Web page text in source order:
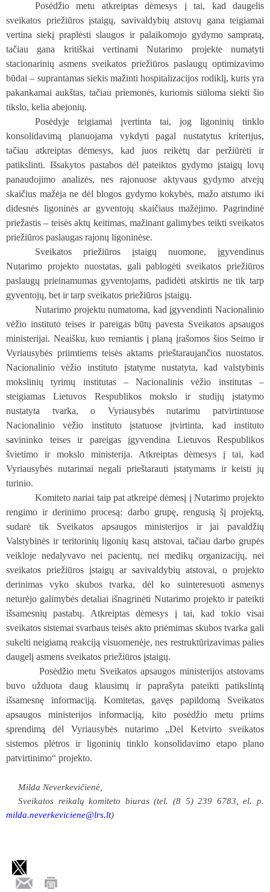
Posėdžio metu atkreiptas dėmesys į tai, kad daugelis
sveikatos priežiūros įstaigų, savivaldybių atstovų gana teigiamai
vertina siekį praplėsti slaugos ir palaikomojo gydymo sampratą,
tačiau gana kritiškai vertinami Nutarimo projekte numatyti
stacionarinių asmens sveikatos priežiūros paslaugų optimizavimo
būdai – suprantamas siekis mažinti hospitalizacijos rodiklį, kuris yra
pakankamai aukštas, tačiau priemonės, kuriomis siūloma siekti šio
tikslo, kelia abejonių.
Posėdyje teigiamai įvertinta tai, jog ligoninių tinklo
konsolidavimą planuojama vykdyti pagal nustatytus kriterijus,
tačiau atkreiptas dėmesys, kad juos reikėtų dar peržiūrėti ir
patikslinti. Išsakytos pastabos dėl pateiktos gydymo įstaigų lovų
panaudojimo analizės, nes rajonuose aktyvaus gydymo atvejų
skaičius mažėja ne dėl blogos gydymo kokybės, mažo atstumo iki
didesnės ligoninės ar gyventojų skaičiaus mažėjimo. Pagrindinė
priežastis – teisės aktų keitimas, mažinant galimybes teikti sveikatos
priežiūros paslaugas rajonų ligoninėse.
Sveikatos priežiūros įstaigų nuomone, įgyvendinus
Nutarimo projekto nuostatas, gali pablogėti sveikatos priežiūros
paslaugų prieinamumas gyventojams, padidėti atskirtis ne tik tarp
gyventojų, bet ir tarp sveikatos priežiūros įstaigų.
Nutarimo projektu numatoma, kad įgyvendinti Nacionalinio
vėžio instituto teises ir pareigas būtų pavesta Sveikatos apsaugos
ministerijai. Neaišku, kuo remiantis į planą įrašomos šios Seimo ir
Vyriausybės priimtiems teisės aktams prieštaraujančios nuostatos.
Nacionalinio vėžio instituto įstatyme nustatyta, kad valstybinis
mokslinių tyrimų institutas – Nacionalinis vėžio institutas –
steigiamas Lietuvos Respublikos mokslo ir studijų įstatymo
nustatyta tvarka, o Vyriausybės nutarimu patvirtintuose
Nacionalinio vėžio instituto įstatuose įtvirtinta, kad instituto
savininko teises ir pareigas įgyvendina Lietuvos Respublikos
švietimo ir mokslo ministerija. Atkreiptas dėmesys į tai, kad
Vyriausybės nutarimai negali prieštarauti įstatymams ir keisti jų
turinio.
Komiteto nariai taip pat atkreipė dėmesį į Nutarimo projekto
rengimo ir derinimo procesą: darbo grupę, rengusią šį projektą,
sudarė tik Sveikatos apsaugos ministerijos ir jai pavaldžių
Valstybinės ir teritorinių ligonių kasų atstovai, tačiau darbo grupės
veikloje nedalyvavo nei pacientų, nei medikų organizacijų, nei
sveikatos priežiūros įstaigų ar savivaldybių atstovai, o projekto
derinimas vyko skubos tvarka, dėl ko suinteresuoti asmenys
neturėjo galimybės detaliai išnagrinėti Nutarimo projekto ir pateikti
išsamesnių pastabų. Atkreiptas dėmesys į tai, kad tokio visai
sveikatos sistemai svarbaus teisės akto priėmimas skubos tvarka gali
sukelti neigiamą reakciją visuomenėje, nes restruktūrizavimas palies
daugelį asmens sveikatos priežiūros įstaigų.
Posėdžio metu Sveikatos apsaugos ministerijos atstovams
buvo užduota daug klausimų ir paprašyta pateikti patikslintą
išsamesnę informaciją. Komitetas, gavęs papildomą Sveikatos
apsaugos ministerijos informaciją, kito posėdžio metu priims
sprendimą dėl Vyriausybės nutarimo „Dėl Ketvirto sveikatos
sistemos plėtros ir ligoninių tinklo konsolidavimo etapo plano
patvirtinimo“ projekto.
Milda Neverkevičienė,
Sveikatos reikalų komiteto biuras (tel. (8 5) 239 6783, el. p.
milda.neverkeviciene@lrs.lt)